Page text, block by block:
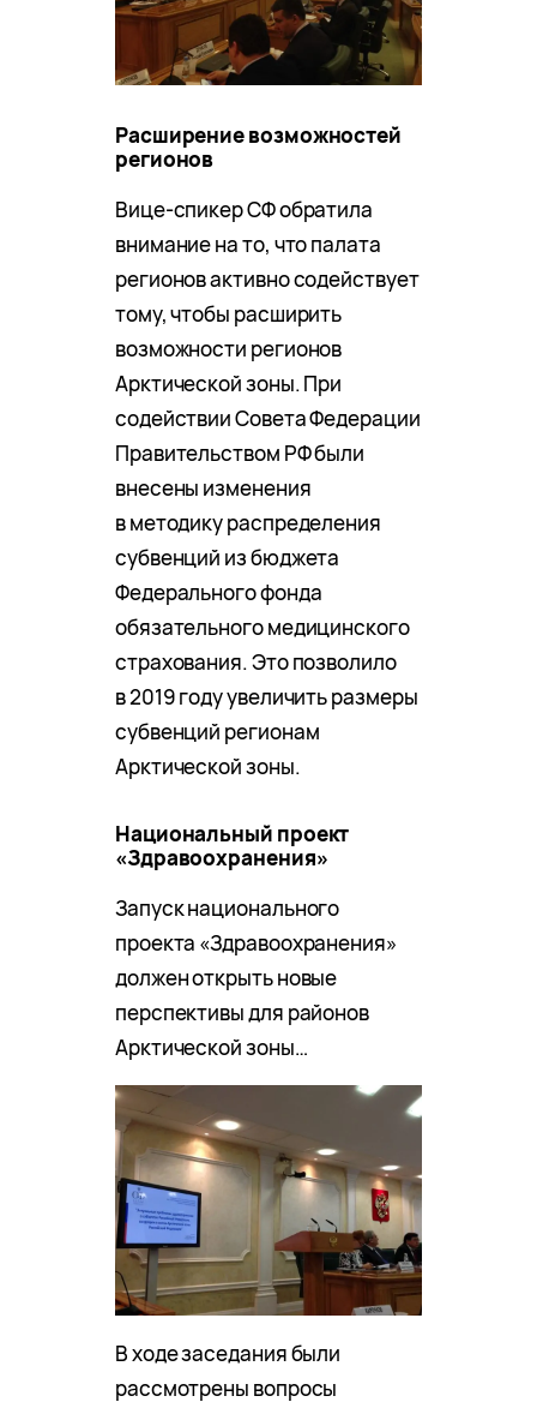
Расширение возможностей
регионов
Вице-спикер СФ обратила
внимание на то, что палата
регионов активно содействует
тому, чтобы расширить
возможности регионов
Арктической зоны. При
содействии Совета Федерации
Правительством РФ были
внесены изменения
в методику распределения
субвенций из бюджета
Федерального фонда
обязательного медицинского
страхования. Это позволило
в 2019 году увеличить размеры
субвенций регионам
Арктической зоны.
Национальный проект
«Здравоохранения»
Запуск национального
проекта «Здравоохранения»
должен открыть новые
перспективы для районов
Арктической зоны…
В ходе заседания были
рассмотрены вопросы